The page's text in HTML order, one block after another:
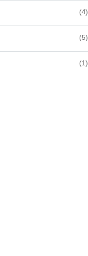
(4)
(5)
(1)